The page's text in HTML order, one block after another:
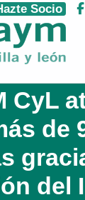
ASPAYM Castilla y León
Socio
CyL
de
del